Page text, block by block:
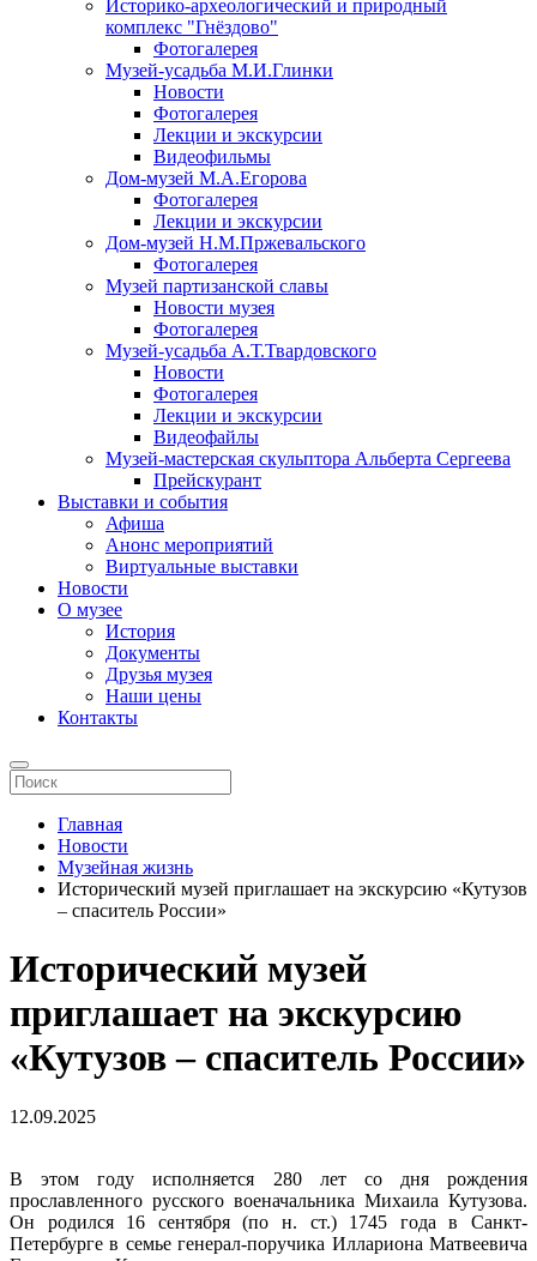
Историко-археологический и природный
комплекс "Гнёздово"
Фотогалерея
Музей-усадьба М.И.Глинки
Новости
Фотогалерея
Лекции и экскурсии
Видеофильмы
Дом-музей М.А.Егорова
Фотогалерея
Лекции и экскурсии
Дом-музей Н.М.Пржевальского
Фотогалерея
Музей партизанской славы
Новости музея
Фотогалерея
Музей-усадьба А.Т.Твардовского
Новости
Фотогалерея
Лекции и экскурсии
Видеофайлы
Музей-мастерская скульптора Альберта Сергеева
Прейскурант
Выставки и события
Афиша
Анонс мероприятий
Виртуальные выставки
Новости
О музее
История
Документы
Друзья музея
Наши цены
Контакты
Главная
Новости
Музейная жизнь
Исторический музей приглашает на экскурсию «Кутузов
– спаситель России»
Исторический музей
приглашает на экскурсию
«Кутузов – спаситель России»
12.09.2025
В этом году исполняется 280 лет со дня рождения
прославленного русского военачальника Михаила Кутузова.
Он родился 16 сентября (по н. ст.) 1745 года в Санкт-
Петербурге в семье генерал-поручика Иллариона Матвеевича